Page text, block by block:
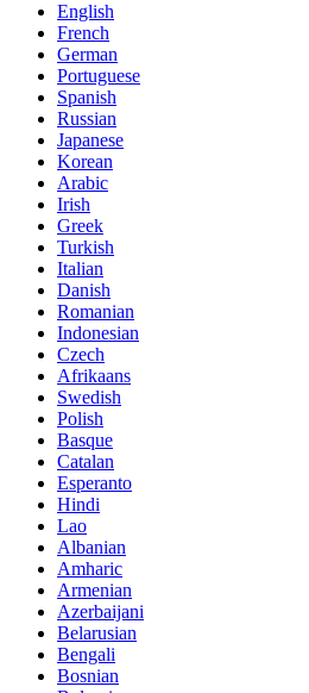
English
French
German
Portuguese
Spanish
Russian
Japanese
Korean
Arabic
Irish
Greek
Turkish
Italian
Danish
Romanian
Indonesian
Czech
Afrikaans
Swedish
Polish
Basque
Catalan
Esperanto
Hindi
Lao
Albanian
Amharic
Armenian
Azerbaijani
Belarusian
Bengali
Bosnian